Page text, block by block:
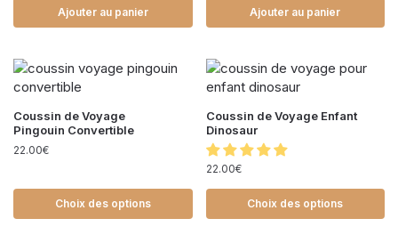
Ajouter au panier Ajouter au panier
Coussin de Voyage
Pingouin Convertible
22.00€
Choix des options
Coussin de Voyage Enfant
Dinosaur
22.00€
Choix des options